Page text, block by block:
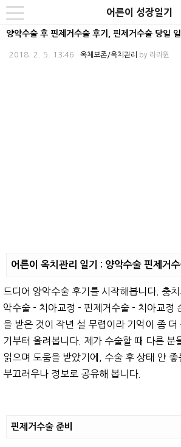
본
바
내
게
카
고
toggle
navigation
어른이 성장일기
양악수술 후 핀제거수술 후기, 핀제거수술 당일 일
2018. 2. 5. 13:46 옥체보존/옥치관리 by 라라윈
어른이 옥치관리 일기 : 양악수술 핀제거수
드디어 양악수술 후기를 시작해봅니다. 충
악수술 - 치아교정 - 핀제거수술 - 치아교정
을 받은 것이 작년 설 무렵이라 기억이 좀
기부터 올려봅니다. 제가 수술할 때 다른 분
읽으며 도움을 받았기에, 수술 후 상태 안 좋
부끄러우나 정보로 공유해 봅니다.
핀제거수술 준비